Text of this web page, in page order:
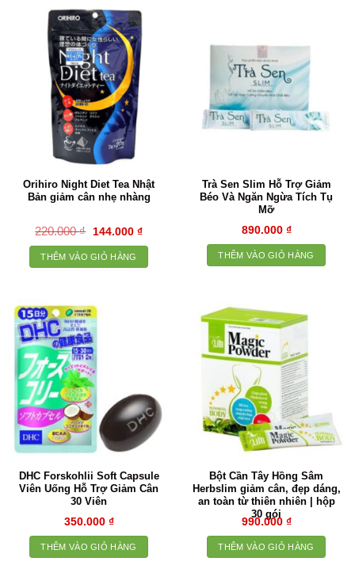
Orihiro Night Diet Tea Nhật
Bản giảm cân nhẹ nhàng
220.000₫
Giá
là:
220.000 ₫.
144.000 ₫Giá
tại
144.000 ₫.
THÊM VÀO GIỎ HÀNG
Trà Sen Slim Hỗ Trợ Giảm
Béo Và Ngăn Ngừa Tích Tụ
Mỡ
890.000 ₫
THÊM VÀO GIỎ HÀNG
DHC Forskohlii Soft Capsule
Viên Uống Hỗ Trợ Giảm Cân
30 Viên
350.000 ₫
THÊM VÀO GIỎ HÀNG
Bột Cần Tây Hồng Sâm
Herbslim giảm cân, đẹp dáng,
an toàn từ thiên nhiên | hộp
30 gói
990.000 ₫
THÊM VÀO GIỎ HÀNG